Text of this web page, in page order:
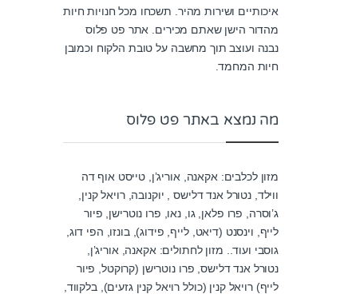
איכותיים ושירות מהיר. תשכחו מכל חנויות חיות
מהדור הישן שאתם מכירים. אתר פט פלוס
נבנה ועוצב תוך מחשבה על טובת הלקוח וכמובן
חיות המחמד.
מה נמצא באתר פט פלוס
מזון לכלבים: אקאנה, אוריג’ן, טייסט אוף דה
ווילד, נטורל אנד דלישס , יוקנובה, רויאל קנין,
ג’וסרה, פרו פלאן, גו, נאו, פרו נוטרישן, פיור
לייף, וינסנט (דיאט, לייף, פידוג), בונזו, הפי דוג,
גוסבי ועוד.. מזון לחתולים: אקאנה, אוריג’ן,
נטורל אנד דלישס, פרו נוטרישן (קרוקטל, פיור
לייף) רויאל קנין (כולל רויאל קנין גזעים), בלקווד,